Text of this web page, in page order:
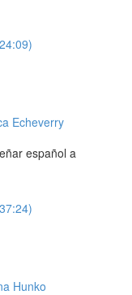
Echeverry
español a
Hunko